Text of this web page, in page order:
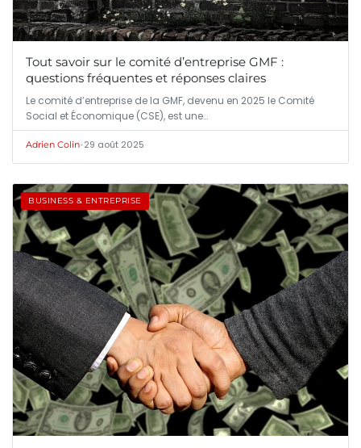
Tout savoir sur le comité d’entreprise GMF :
questions fréquentes et réponses claires
Le comité d’entreprise de la GMF, devenu en 2025 le Comité
Social et Économique (CSE), est une…
Adrien Colin•29 août 2025
BUSINESS & ENTREPRISE